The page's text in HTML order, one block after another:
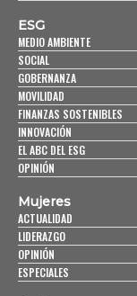
ESG
MEDIO AMBIENTE
SOCIAL
GOBERNANZA
MOVILIDAD
FINANZAS SOSTENIBLES
INNOVACIÓN
EL ABC DEL ESG
OPINIÓN
Mujeres
ACTUALIDAD
LIDERAZGO
OPINIÓN
ESPECIALES